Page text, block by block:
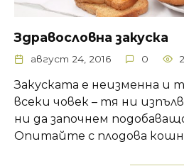
Здравословна закуска
август 24, 2016 0
Закуската е неизменна и
всеки човек – тя ни
ни да започнем
Опитайте с плодова